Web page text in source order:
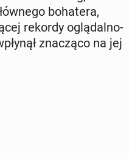
bo­ha­te­ra,
rekordy oglą­dal­no­
zna­czą­co na jej